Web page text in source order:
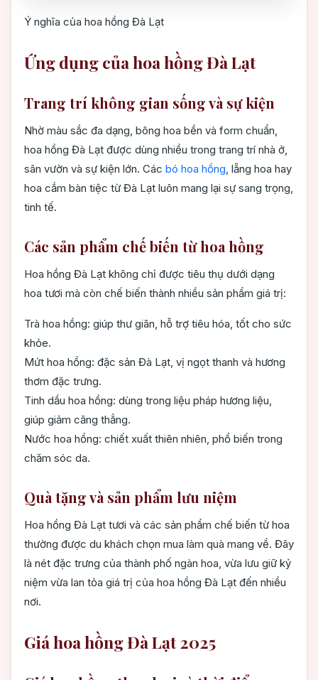
Ý nghĩa của hoa hồng Đà Lạt
Ứng dụng của hoa hồng Đà Lạt
Trang trí không gian sống và sự kiện
Nhờ màu sắc đa dạng, bông hoa bền và form chuẩn,
hoa hồng Đà Lạt được dùng nhiều trong trang trí nhà ở,
sân vườn và sự kiện lớn. Các bó hoa hồng, lẵng hoa hay
hoa cắm bàn tiệc từ Đà Lạt luôn mang lại sự sang trọng,
tinh tế.
Các sản phẩm chế biến từ hoa hồng
Hoa hồng Đà Lạt không chỉ được tiêu thụ dưới dạng
hoa tươi mà còn chế biến thành nhiều sản phẩm giá trị:
Trà hoa hồng: giúp thư giãn, hỗ trợ tiêu hóa, tốt cho sức
khỏe.
Mứt hoa hồng: đặc sản Đà Lạt, vị ngọt thanh và hương
thơm đặc trưng.
Tinh dầu hoa hồng: dùng trong liệu pháp hương liệu,
giúp giảm căng thẳng.
Nước hoa hồng: chiết xuất thiên nhiên, phổ biến trong
chăm sóc da.
Quà tặng và sản phẩm lưu niệm
Hoa hồng Đà Lạt tươi và các sản phẩm chế biến từ hoa
thường được du khách chọn mua làm quà mang về. Đây
là nét đặc trưng của thành phố ngàn hoa, vừa lưu giữ kỷ
niệm vừa lan tỏa giá trị của hoa hồng Đà Lạt đến nhiều
nơi.
Giá hoa hồng Đà Lạt 2025